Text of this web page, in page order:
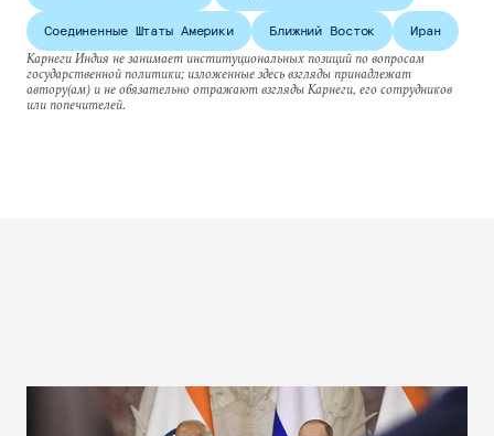
Соединенные Штаты Америки Ближний Восток
Иран
Карнеги Индия не занимает институциональных позиций по вопросам
государственной политики; изложенные здесь взгляды принадлежат
автору(ам) и не обязательно отражают взгляды Карнеги, его сотрудников
или попечителей.